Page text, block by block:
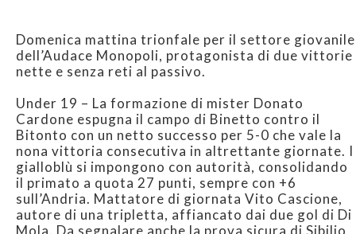
Domenica mattina trionfale per il settore giovanile
dell’Audace Monopoli, protagonista di due vittorie
nette e senza reti al passivo.
Under 19 – La formazione di mister Donato
Cardone espugna il campo di Binetto contro il
Bitonto con un netto successo per 5-0 che vale la
nona vittoria consecutiva in altrettante giornate. I
gialloblù si impongono con autorità, consolidando
il primato a quota 27 punti, sempre con +6
sull’Andria. Mattatore di giornata Vito Cascione,
autore di una tripletta, affiancato dai due gol di Di